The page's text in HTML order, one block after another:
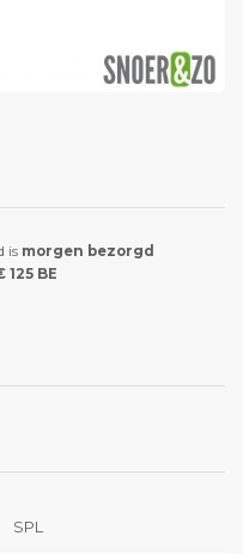
is morgen bezorgd
125 BE
SPL